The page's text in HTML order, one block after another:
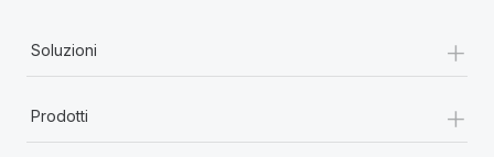
Soluzioni +
Prodotti +